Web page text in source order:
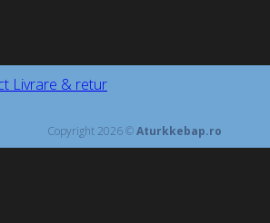
Livrare & retur
Copyright 2026 ©Aturkkebap.ro